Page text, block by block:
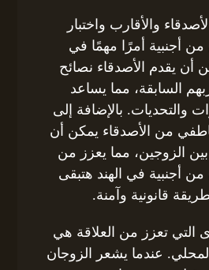
والأقارب واختبار
من أجنبية أمرًا مهمًا في
أن يقدم الأصدقاء نصائح
السابقة، مما يساعد
والتحديات. بالإضافة إلى
من الأصدقاء يمكن أن
الزوجين، مما يعزز من
أجنبية في الهند هتبقى
قانونية وآمنة.
التي تعزز من العلاقة هي
عندما يشعر الزوجان